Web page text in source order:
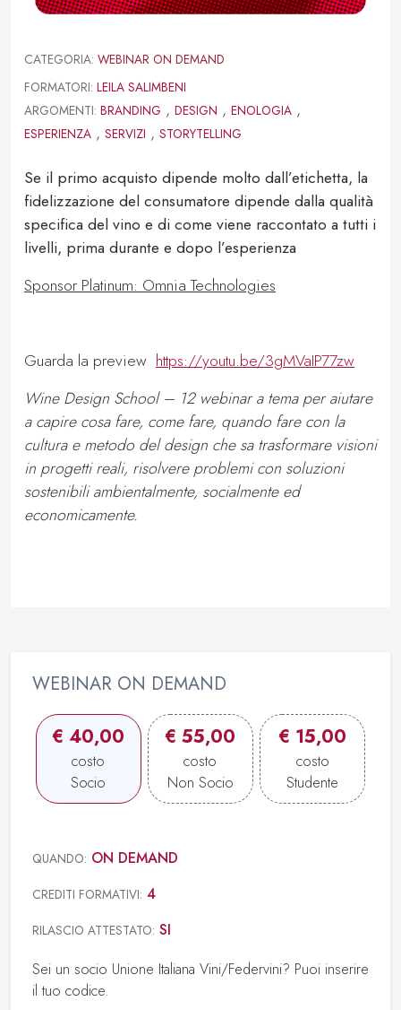
CATEGORIA: WEBINAR ON DEMAND
FORMATORI: LEILA SALIMBENI
ARGOMENTI: BRANDING , DESIGN , ENOLOGIA ,
ESPERIENZA , SERVIZI , STORYTELLING
Se il primo acquisto dipende molto dall’etichetta, la
fidelizzazione del consumatore dipende dalla qualità
specifica del vino e di come viene raccontato a tutti i
livelli, prima durante e dopo l’esperienza
Sponsor Platinum: Omnia Technologies
Guarda la preview https://youtu.be/3gMVaIP77zw
Wine Design School – 12 webinar a tema per aiutare
a capire cosa fare, come fare, quando fare con la
cultura e metodo del design che sa trasformare visioni
in progetti reali, risolvere problemi con soluzioni
sostenibili ambientalmente, socialmente ed
economicamente.
WEBINAR ON DEMAND
€ 40,00
costo
Socio
€ 55,00
costo
Non Socio
€ 15,00
costo
Studente
QUANDO: ON DEMAND
CREDITI FORMATIVI: 4
RILASCIO ATTESTATO: SI
Sei un socio Unione Italiana Vini/Federvini? Puoi inserire
il tuo codice.